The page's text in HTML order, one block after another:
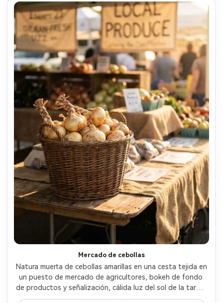
Mercado de cebollas
Natura muerta de cebollas amarillas en una cesta tejida en
un puesto de mercado de agricultores, bokeh de fondo
de productos y señalización, cálida luz del sol de la tarde,
sombras naturales, tomado en Sony A7III con lente de 85